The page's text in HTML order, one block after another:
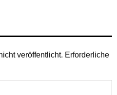
veröffentlicht. Erforderliche